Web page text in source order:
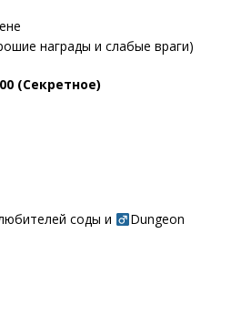
награды и слабые враги)
(Секретное)
соды и
Dungeon